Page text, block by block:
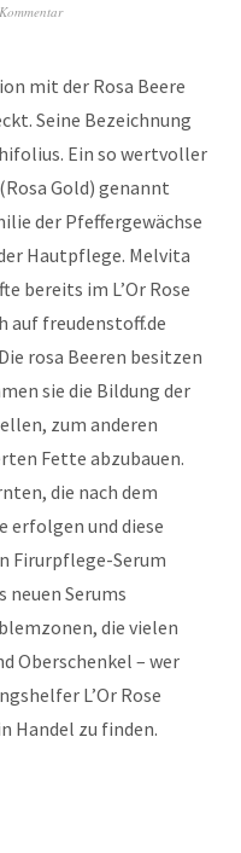
mit der Rosa Beere
Seine Bezeichnung
Ein so wertvoller
Gold) genannt
der Pfeffergewächse
Hautpflege. Melvita
bereits im L’Or Rose
auf freudenstoff.de
rosa Beeren besitzen
sie die Bildung der
zum anderen
Fette abzubauen.
die nach dem
erfolgen und diese
Firurpflege-Serum
neuen Serums
die vielen
Oberschenkel – wer
L’Or Rose
Handel zu finden.